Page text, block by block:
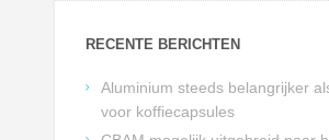
RECENTE BERICHTEN
Aluminium steeds belangrijker
voor koffiecapsules